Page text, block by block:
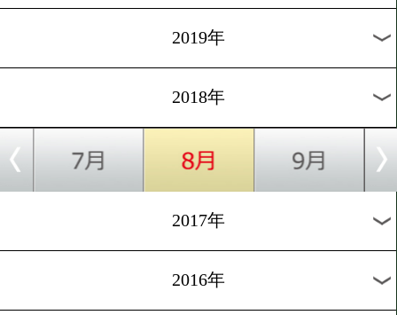
過去のニュース
2026年
2025年
2024年
2023年